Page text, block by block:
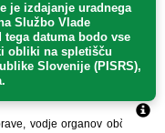
aktov občine,
določitev njihovega
sistemizacijo delovnih
sklenitvi delovnega
pooblasti direktorja občinske
vodje organov občinske
je izdajanje uradnega
Službo Vlade
tega datuma bodo vse
obliki na spletišču
Slovenije (PISRS),